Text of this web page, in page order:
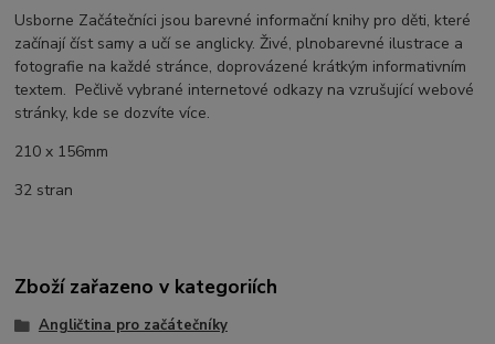
Usborne Začátečníci jsou barevné informační knihy pro děti, které
začínají číst samy a učí se anglicky. Živé, plnobarevné ilustrace a
fotografie na každé stránce, doprovázené krátkým informativním
textem. Pečlivě vybrané internetové odkazy na vzrušující webové
stránky, kde se dozvíte více.
210 x 156mm
32 stran
Zboží zařazeno v kategoriích
Angličtina pro začátečníky